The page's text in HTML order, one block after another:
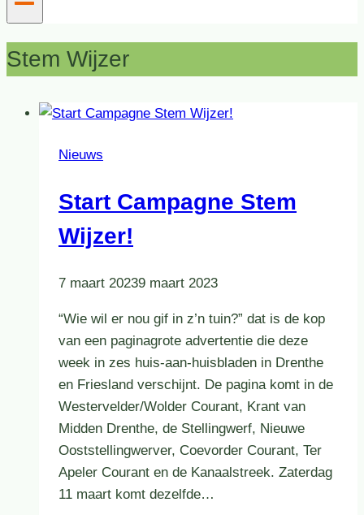
Stem Wijzer
Nieuws
Start Campagne Stem
Wijzer!
7 maart 20239 maart 2023
“Wie wil er nou gif in z’n tuin?” dat is de kop
van een paginagrote advertentie die deze
week in zes huis-aan-huisbladen in Drenthe
en Friesland verschijnt. De pagina komt in de
Westervelder/Wolder Courant, Krant van
Midden Drenthe, de Stellingwerf, Nieuwe
Ooststellingwerver, Coevorder Courant, Ter
Apeler Courant en de Kanaalstreek. Zaterdag
11 maart komt dezelfde…